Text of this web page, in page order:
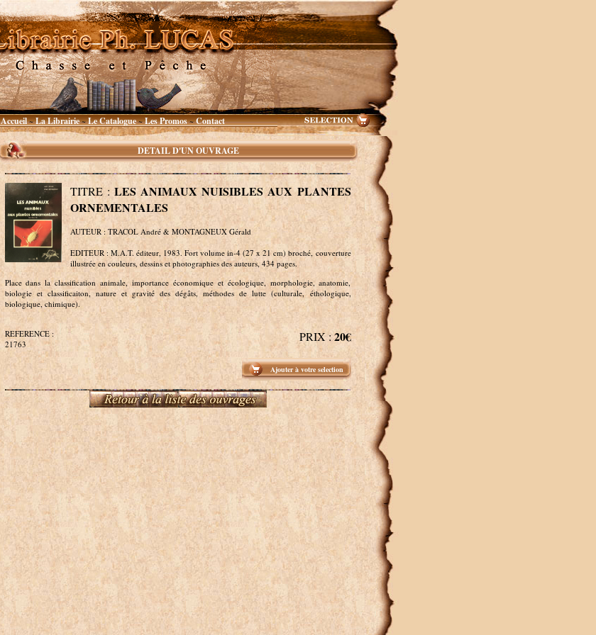
Accueil~La Librairie~Le Catalogue~Les Promos~Contact
DETAIL D'UN OUVRAGE
TITRE : LES ANIMAUX NUISIBLES AUX PLANTES
ORNEMENTALES
AUTEUR : TRACOL André & MONTAGNEUX Gérald
EDITEUR : M.A.T. éditeur, 1983. Fort volume in-4 (27 x 21 cm) broché, couverture
illustrée en couleurs, dessins et photographies des auteurs, 434 pages.
Place dans la classification animale, importance économique et écologique, morphologie, anatomie,
biologie et classificaiton, nature et gravité des dégâts, méthodes de lutte (culturale, éthologique,
biologique, chimique).
REFERENCE :
21763
PRIX :20€
Ajouter à votre selection